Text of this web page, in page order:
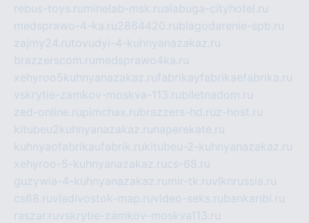
rebus-toys.ru minelab-msk.rualabuga-cityhotel.ru
medsprawo-4-ka.ru2864420.rublagodarenie-spb.ru
zajmy24.rutovudyi-4-kuhnyanazakaz.ru
brazzerscom.ru medsprawo4ka.ru
xehyroo5kuhnyanazakaz.rufabrikayfabrikaefabrika.ru
vskrytie-zamkov-moskva-113.rubiletnadom.ru
zed-online.rupimchax.rubrazzers-hd.ruz-host.ru
kitubeu2kuhnyanazakaz.ru naperekate.ru
kuhnyaofabrikaufabrik.rukitubeu-2-kuhnyanazakaz.ru
xehyroo-5-kuhnyanazakaz.rucs-68.ru
guzywia-4-kuhnyanazakaz.ru mir-tk.ruvlknrussia.ru
cs68.ruvladivostok-map.ruvideo-seks.rubankaribi.ru
raszar.ruvskrytie-zamkov-moskva113.ru